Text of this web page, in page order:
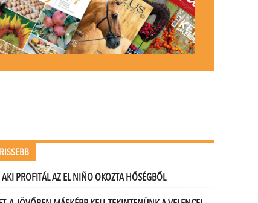
PROFITÁL AZ EL NIÑO OKOZTA HŐSÉGBŐL